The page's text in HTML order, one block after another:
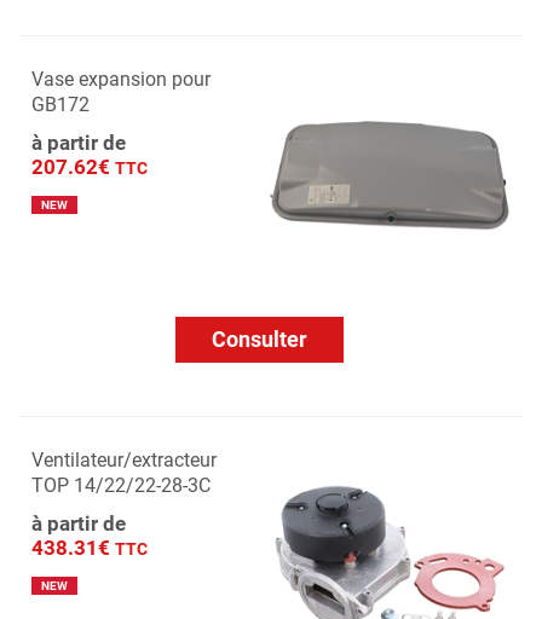
Vase expansion pour
GB172
à partir de
207.62€ TTC
NEW
Consulter
Ventilateur/extracteur
TOP 14/22/22-28-3C
à partir de
438.31€ TTC
NEW